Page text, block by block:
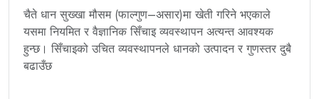
चैते धान सुख्खा मौसम (फाल्गुण–असार)मा खेती गरिने भएकाले
यसमा नियमित र वैज्ञानिक सिँचाइ व्यवस्थापन अत्यन्त आवश्यक
हुन्छ। सिँचाइको उचित व्यवस्थापनले धानको उत्पादन र गुणस्तर दुबै
बढाउँछ